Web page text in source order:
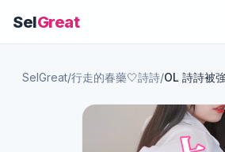
SelGreat
SelGreat/行走的春藥🤍詩詩/OL 詩詩被